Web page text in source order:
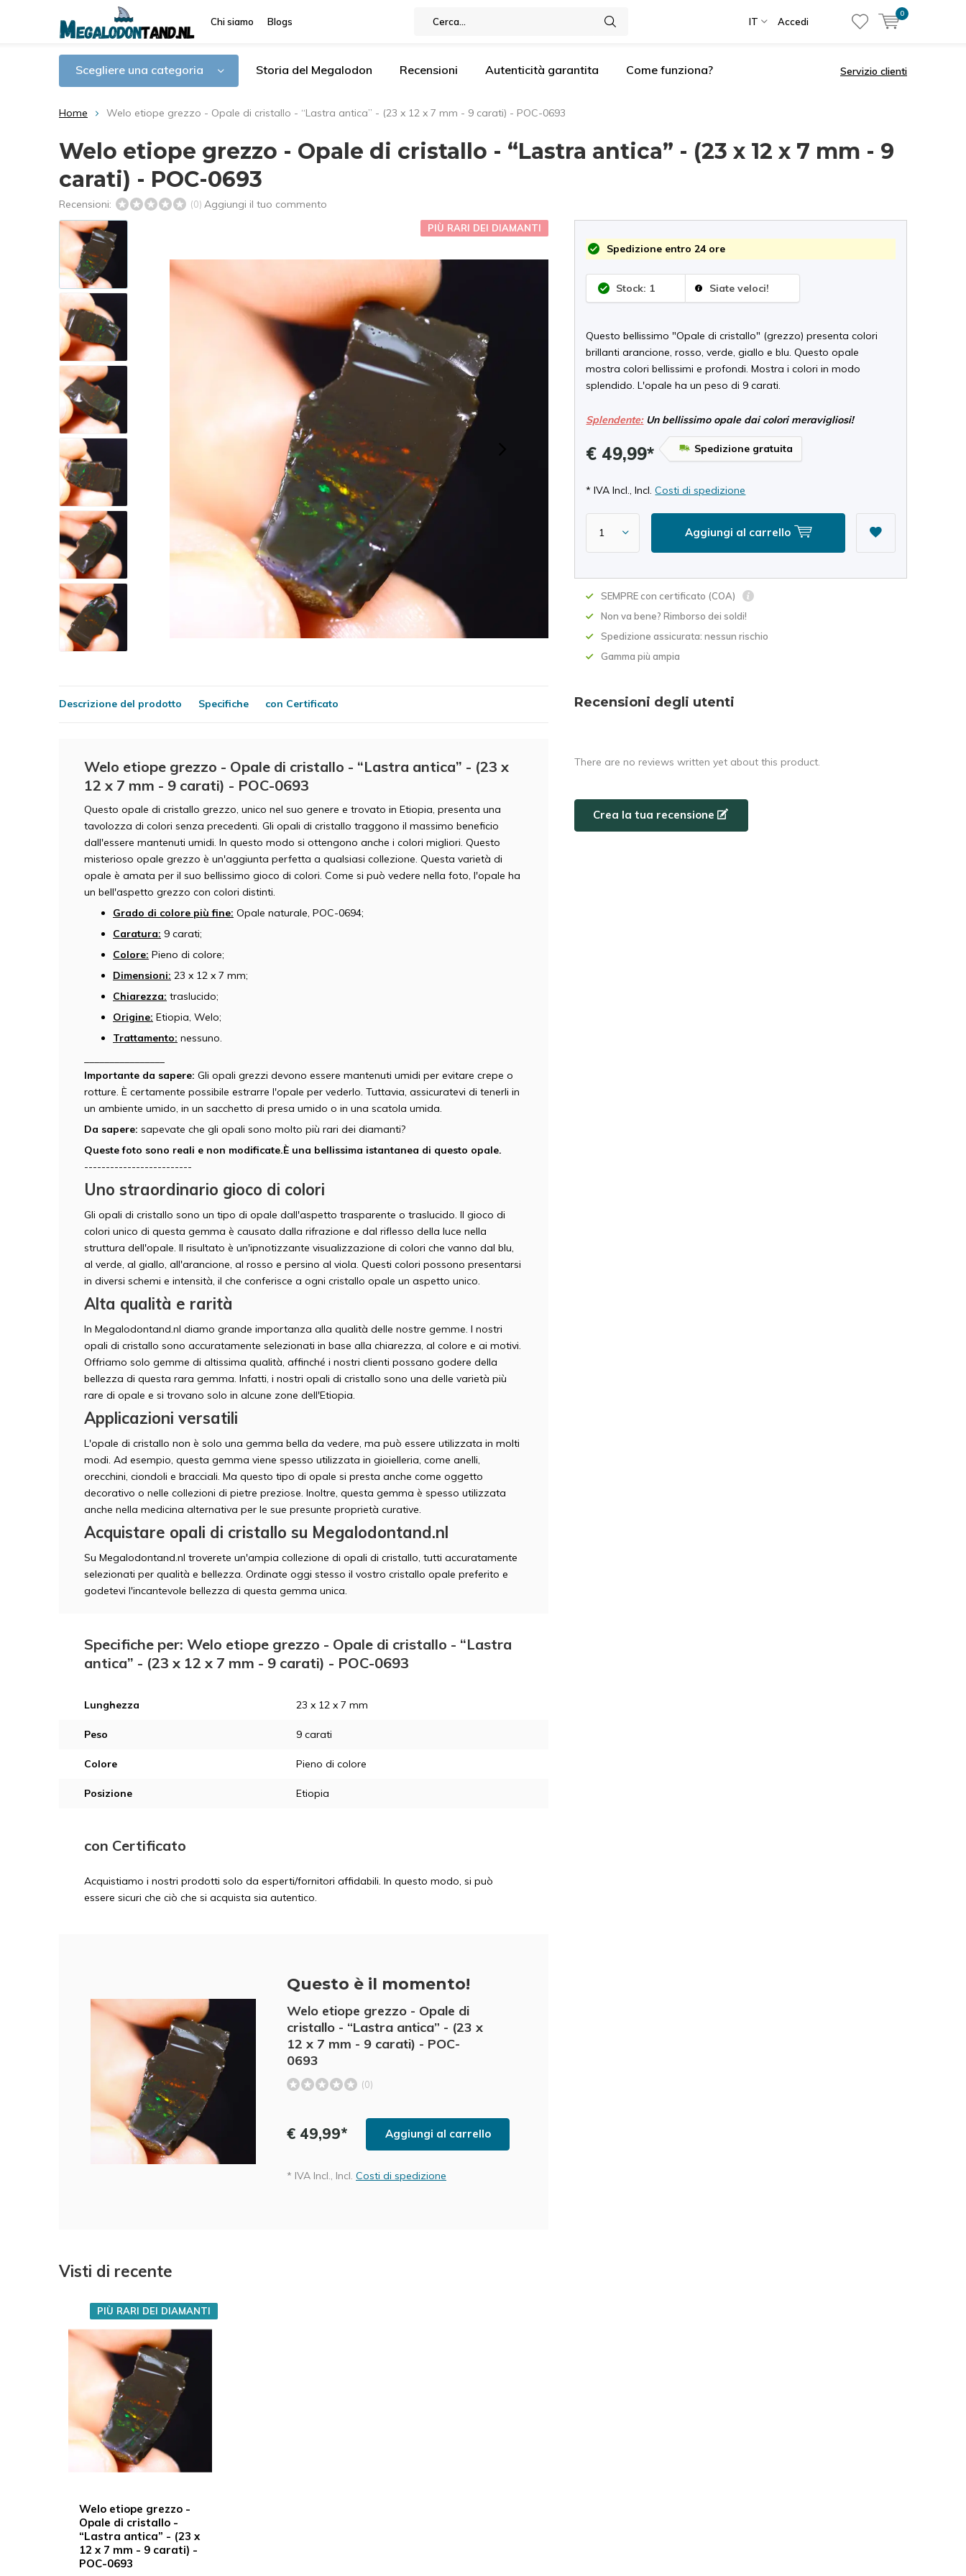
Chi siamo Blogs IT Accedi
0
Scegliere una categoria Storia del Megalodon Recensioni Autenticità garantita Come funziona? Servizio clienti
Home Welo etiope grezzo - Opale di cristallo - “Lastra antica” - (23 x 12 x 7 mm - 9 carati) - POC-0693
Welo etiope grezzo - Opale di cristallo - “Lastra antica” - (23 x 12 x 7 mm - 9
carati) - POC-0693
Recensioni: (0) Aggiungi il tuo commento
PIÙ RARI DEI DIAMANTI
Spedizione entro 24 ore
Stock: 1 Siate veloci!
Questo bellissimo "Opale di cristallo" (grezzo) presenta colori
brillanti arancione, rosso, verde, giallo e blu. Questo opale
mostra colori bellissimi e profondi. Mostra i colori in modo
splendido. L'opale ha un peso di 9 carati.
Splendente:Un bellissimo opale dai colori meravigliosi!
€ 49,99* Spedizione gratuita
* IVA Incl., Incl.Costi di spedizione
Aggiungi al carrello
SEMPRE con certificato (COA)
Non va bene? Rimborso dei soldi!
Spedizione assicurata: nessun rischio
Gamma più ampia
Descrizione del prodotto Specifiche con Certificato
Welo etiope grezzo - Opale di cristallo - “Lastra antica” - (23 x
12 x 7 mm - 9 carati) - POC-0693
Questo opale di cristallo grezzo, unico nel suo genere e trovato in Etiopia, presenta una
tavolozza di colori senza precedenti. Gli opali di cristallo traggono il massimo beneficio
dall'essere mantenuti umidi. In questo modo si ottengono anche i colori migliori. Questo
misterioso opale grezzo è un'aggiunta perfetta a qualsiasi collezione. Questa varietà di
opale è amata per il suo bellissimo gioco di colori. Come si può vedere nella foto, l'opale ha
un bell'aspetto grezzo con colori distinti.
Grado di colore più fine: Opale naturale, POC-0694;
Caratura: 9 carati;
Colore: Pieno di colore;
Dimensioni: 23 x 12 x 7 mm;
Chiarezza: traslucido;
Origine: Etiopia, Welo;
Trattamento: nessuno.
Importante da sapere: Gli opali grezzi devono essere mantenuti umidi per evitare crepe o
rotture. È certamente possibile estrarre l'opale per vederlo. Tuttavia, assicuratevi di tenerli in
un ambiente umido, in un sacchetto di presa umido o in una scatola umida.
Da sapere: sapevate che gli opali sono molto più rari dei diamanti?
Queste foto sono reali e non modificate.È una bellissima istantanea di questo opale.
-------------------------
Uno straordinario gioco di colori
Gli opali di cristallo sono un tipo di opale dall'aspetto trasparente o traslucido. Il gioco di
colori unico di questa gemma è causato dalla rifrazione e dal riflesso della luce nella
struttura dell'opale. Il risultato è un'ipnotizzante visualizzazione di colori che vanno dal blu,
al verde, al giallo, all'arancione, al rosso e persino al viola. Questi colori possono presentarsi
in diversi schemi e intensità, il che conferisce a ogni cristallo opale un aspetto unico.
Alta qualità e rarità
In Megalodontand.nl diamo grande importanza alla qualità delle nostre gemme. I nostri
opali di cristallo sono accuratamente selezionati in base alla chiarezza, al colore e ai motivi.
Offriamo solo gemme di altissima qualità, affinché i nostri clienti possano godere della
bellezza di questa rara gemma. Infatti, i nostri opali di cristallo sono una delle varietà più
rare di opale e si trovano solo in alcune zone dell'Etiopia.
Applicazioni versatili
L'opale di cristallo non è solo una gemma bella da vedere, ma può essere utilizzata in molti
modi. Ad esempio, questa gemma viene spesso utilizzata in gioielleria, come anelli,
orecchini, ciondoli e bracciali. Ma questo tipo di opale si presta anche come oggetto
decorativo o nelle collezioni di pietre preziose. Inoltre, questa gemma è spesso utilizzata
anche nella medicina alternativa per le sue presunte proprietà curative.
Acquistare opali di cristallo su Megalodontand.nl
Su Megalodontand.nl troverete un'ampia collezione di opali di cristallo, tutti accuratamente
selezionati per qualità e bellezza. Ordinate oggi stesso il vostro cristallo opale preferito e
godetevi l'incantevole bellezza di questa gemma unica.
Specifiche per: Welo etiope grezzo - Opale di cristallo - “Lastra
antica” - (23 x 12 x 7 mm - 9 carati) - POC-0693
Lunghezza 23 x 12 x 7 mm
Peso 9 carati
Colore Pieno di colore
Posizione Etiopia
con Certificato
Acquistiamo i nostri prodotti solo da esperti/fornitori affidabili. In questo modo, si può
essere sicuri che ciò che si acquista sia autentico.
Questo è il momento!
Welo etiope grezzo - Opale di
cristallo - “Lastra antica” - (23 x
12 x 7 mm - 9 carati) - POC-
0693
(0)
€ 49,99* Aggiungi al carrello
* IVA Incl., Incl. Costi di spedizione
Recensioni degli utenti
There are no reviews written yet about this product.
Crea la tua recensione
Visti di recente
Welo etiope grezzo -
Opale di cristallo -
“Lastra antica” - (23 x
12 x 7 mm - 9 carati) -
POC-0693
PIÙ RARI DEI DIAMANTI